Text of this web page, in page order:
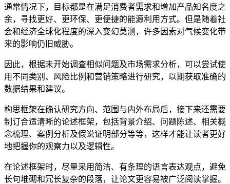
通常情况下，目标都是在满足消费者需求和增加产品知名度之
余，寻找更好、更环保、更便捷的能源利用方式。但是随着社
会和经济全球化程度的深入变幻莫测，许多因素对气候变化带
来的影响仍旧威胁。
因此，根据未开始调查相似问题及市场需求分析，可以尝试使
用不同类别、风险比例和营销策略进行研究，以期获取准确的
数据结果和建议。
构思框架在确认研究方向、范围与内外布局后，接下来还需要
制订合适清晰的论述框架，包括背景介绍、问题陈述、相关概
念梳理、案例分析及假说证明部分等等，这样才能让读者更好
地把握你的观察力以及逻辑性。
在论述框架时，尽量采用简洁、有条理的语言表达观点，避免
长句堆砌和冗长复杂的段落，让论文更容易被广泛阅读掌握。